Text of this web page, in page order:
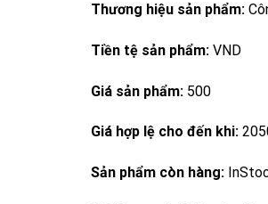
Thương hiệu sản phẩm:
Tiền tệ sản phẩm: VND
Giá sản phẩm: 500
Giá hợp lệ cho đến khi:
Sản phẩm còn hàng: